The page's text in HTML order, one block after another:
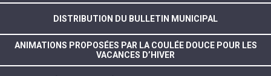
DISTRIBUTION DU BULLETIN MUNICIPAL
ANIMATIONS PROPOSÉES PAR LA COULÉE DOUCE POUR LES
VACANCES D’HIVER